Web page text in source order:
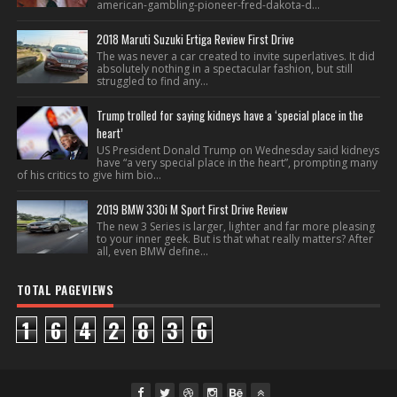
american-gambling-pioneer-fred-dakota-d...
2018 Maruti Suzuki Ertiga Review First Drive
The was never a car created to invite superlatives. It did
absolutely nothing in a spectacular fashion, but still
struggled to find any...
Trump trolled for saying kidneys have a ‘special place in the
heart’
US President Donald Trump on Wednesday said kidneys
have “a very special place in the heart”, prompting many
of his critics to give him bio...
2019 BMW 330i M Sport First Drive Review
The new 3 Series is larger, lighter and far more pleasing
to your inner geek. But is that what really matters? After
all, even BMW define...
TOTAL PAGEVIEWS
1 6 4 2 8 3 6